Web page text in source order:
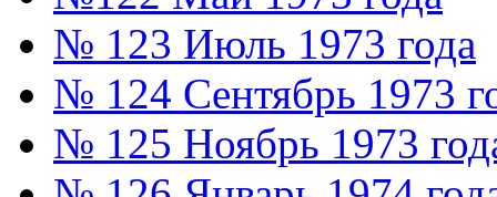
№ 123 Июль 1973 года
№ 124 Сентябрь 1973
№ 125 Ноябрь 1973